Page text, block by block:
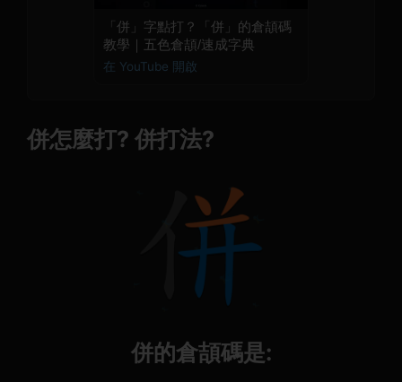
「併」字點打？「併」的倉頡碼
教學｜五色倉頡/速成字典
在 YouTube 開啟
併怎麼打? 併打法?
併的倉頡碼是: